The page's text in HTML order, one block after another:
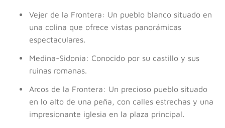
Vejer de la Frontera: Un pueblo blanco situado en
una colina que ofrece vistas panorámicas
espectaculares.
Medina-Sidonia: Conocido por su castillo y sus
ruinas romanas.
Arcos de la Frontera: Un precioso pueblo situado
en lo alto de una peña, con calles estrechas y una
impresionante iglesia en la plaza principal.